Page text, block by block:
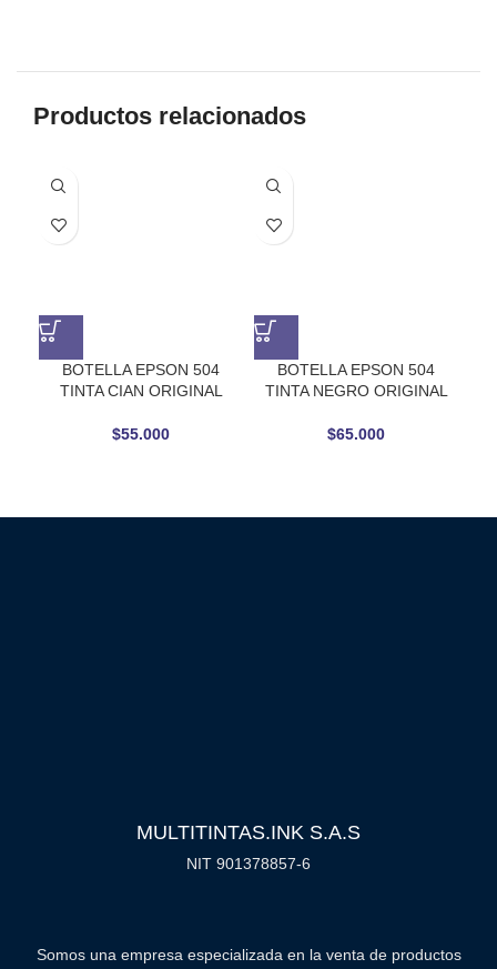
Productos relacionados
BOTELLA EPSON 504
TINTA CIAN ORIGINAL
$55.000
BOTELLA EPSON 504
TINTA NEGRO ORIGINAL
$65.000
MULTITINTAS.INK S.A.S
NIT 901378857-6
Somos una empresa especializada en la venta de productos